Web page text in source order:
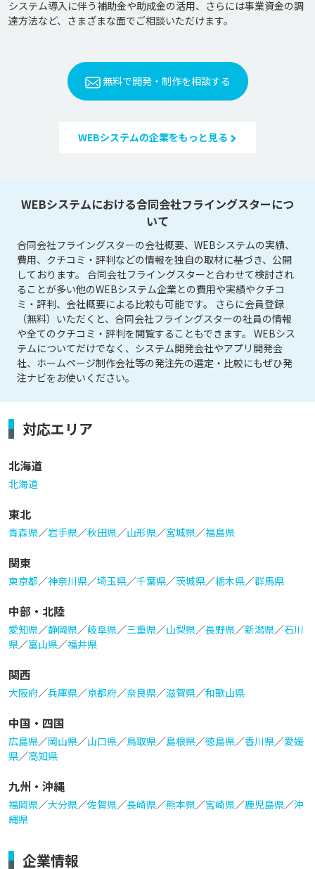
システム導入に伴う補助金や助成金の活用、さらには事業資金の調
達方法など、さまざまな面でご相談いただけます。
無料で開発・制作を相談する
WEBシステムの企業をもっと見る
WEBシステムにおける合同会社フライングスターにつ
いて
合同会社フライングスターの会社概要、WEBシステムの実績、
費用、クチコミ・評判などの情報を独自の取材に基づき、公開
しております。 合同会社フライングスターと合わせて検討され
ることが多い他のWEBシステム企業との費用や実績やクチコ
ミ・評判、会社概要による比較も可能です。 さらに会員登録
（無料）いただくと、合同会社フライングスターの社員の情報
や全てのクチコミ・評判を閲覧することもできます。 WEBシス
テムについてだけでなく、システム開発会社やアプリ開発会
社、ホームページ制作会社等の発注先の選定・比較にもぜひ発
注ナビをお使いください。
対応エリア
北海道
北海道
東北
青森県／岩手県／秋田県／山形県／宮城県／福島県
関東
東京都／神奈川県／埼玉県／千葉県／茨城県／栃木県／群馬県
中部・北陸
愛知県／静岡県／岐阜県／三重県／山梨県／長野県／新潟県／石川
県／富山県／福井県
関西
大阪府／兵庫県／京都府／奈良県／滋賀県／和歌山県
中国・四国
広島県／岡山県／山口県／鳥取県／島根県／徳島県／香川県／愛媛
県／高知県
九州・沖縄
福岡県／大分県／佐賀県／長崎県／熊本県／宮崎県／鹿児島県／沖
縄県
企業情報